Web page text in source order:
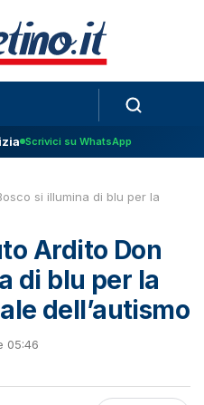
Scrivici su WhatsApp
si illumina di blu per la
Ardito Don
di blu per la
dell’autismo
05:46